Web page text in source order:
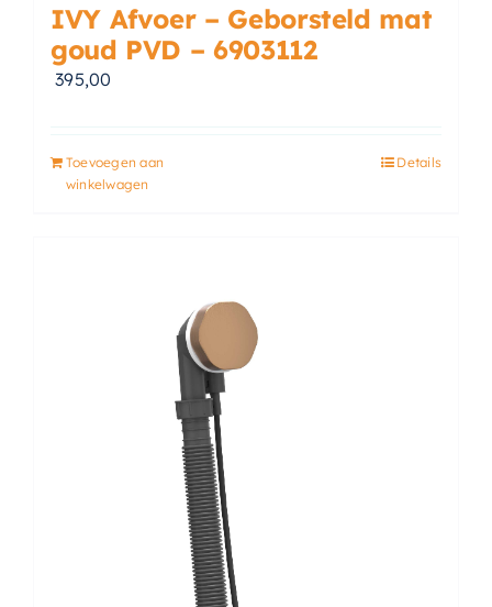
IVY Afvoer – Geborsteld mat
goud PVD – 6903112
395,00
Toevoegen aan
winkelwagen
Details